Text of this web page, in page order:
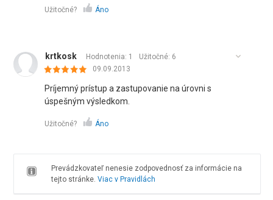
Užitočné? Áno
krtkosk Hodnotenia: 1 Užitočné: 6
09.09.2013
Príjemný prístup a zastupovanie na úrovni s
úspešným výsledkom.
Užitočné? Áno
Prevádzkovateľ nenesie zodpovednosť za informácie na
tejto stránke. Viac v Pravidlách